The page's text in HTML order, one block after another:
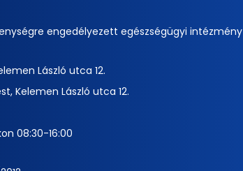
engedélyezett egészségügyi intézmény
László utca 12.
Kelemen László utca 12.
08:30-16:00